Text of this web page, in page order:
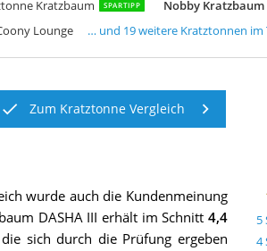
Kratzbaum SPARTIPP
Nobby Kratzbaum
Lounge
… und 19weitere Kratztonnen im
Zum Kratztonne Vergleich
5
4
wurde auch die Kundenmeinung
DASHA III erhält im Schnitt 4,4
sich durch die Prüfung ergeben